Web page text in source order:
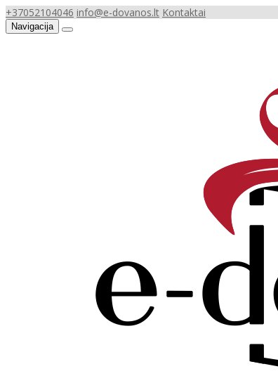
+37052104046 info@e-dovanos.lt Kontaktai
Navigacija